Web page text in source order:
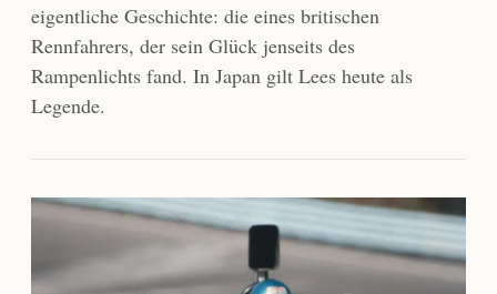
eigentliche Geschichte: die eines britischen
Rennfahrers, der sein Glück jenseits des
Rampenlichts fand. In Japan gilt Lees heute als
Legende.